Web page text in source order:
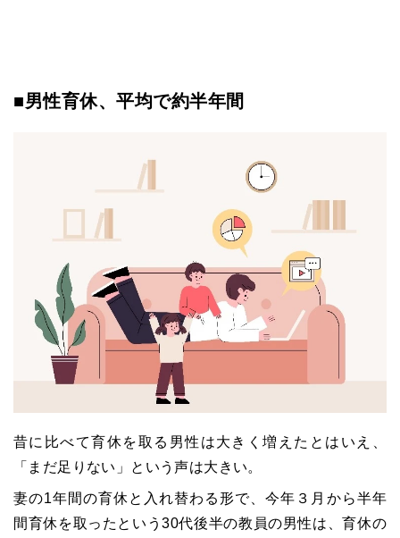
■男性育休、平均で約半年間
昔に比べて育休を取る男性は大きく増えたとはいえ、
「まだ足りない」という声は大きい。
妻の1年間の育休と入れ替わる形で、今年３月から半年
間育休を取ったという30代後半の教員の男性は、育休の